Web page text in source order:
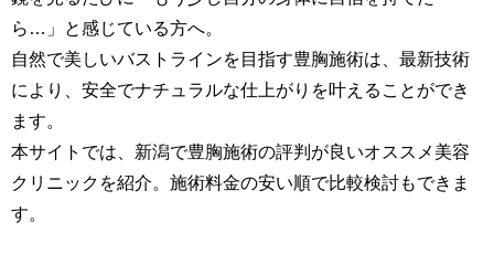
ら…」と感じている方へ。
自然で美しいバストラインを目指す豊胸施術は、最新技術
により、安全でナチュラルな仕上がりを叶えることができ
ます。
本サイトでは、新潟で豊胸施術の評判が良いオススメ美容
クリニックを紹介。施術料金の安い順で比較検討もできま
す。